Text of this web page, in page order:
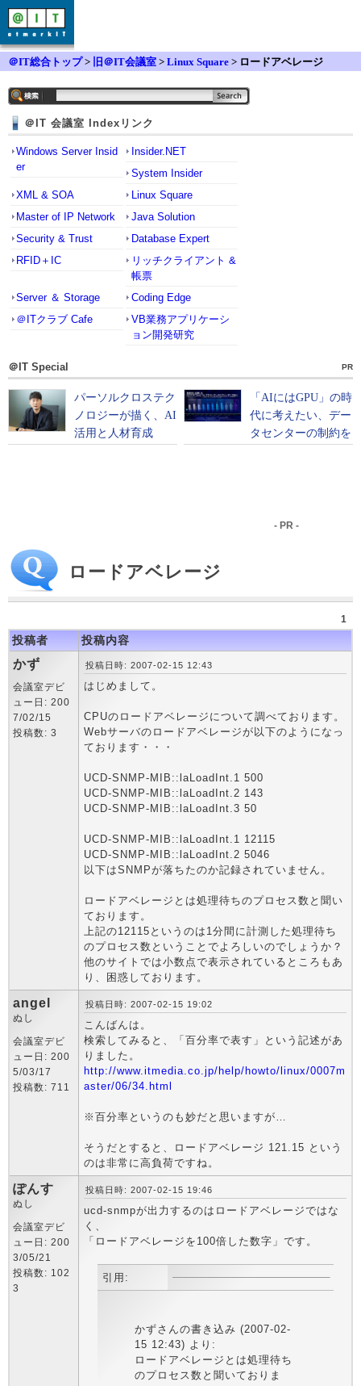
＠IT総合トップ> 旧＠IT会議室 > Linux Square > ロードアベレージ
＠IT 会議室 Indexリンク
Windows Server Insid
er
Insider.NET
System Insider
XML & SOA
Linux Square
Master of IP Network
Java Solution
Security & Trust
Database Expert
RFID＋IC
リッチクライアント &
帳票
Server ＆ Storage
Coding Edge
＠ITクラブ Cafe
VB業務アプリケーシ
ョン開発研究
＠IT Special PR
- PR -
ロードアベレージ
1
投稿者 投稿内容
かず
会議室デビ
ュー日: 200
7/02/15
投稿数: 3
投稿日時: 2007-02-15 12:43
はじめまして。
CPUのロードアベレージについて調べております。
Webサーバのロードアベレージが以下のようになっ
ております・・・
UCD-SNMP-MIB::laLoadInt.1 500
UCD-SNMP-MIB::laLoadInt.2 143
UCD-SNMP-MIB::laLoadInt.3 50
UCD-SNMP-MIB::laLoadInt.1 12115
UCD-SNMP-MIB::laLoadInt.2 5046
以下はSNMPが落ちたのか記録されていません。
ロードアベレージとは処理待ちのプロセス数と聞い
ております。
上記の12115というのは1分間に計測した処理待ち
のプロセス数ということでよろしいのでしょうか？
他のサイトでは小数点で表示されているところもあ
り、困惑しております。
angel
ぬし
会議室デビ
ュー日: 200
5/03/17
投稿数: 711
投稿日時: 2007-02-15 19:02
こんばんは。
検索してみると、「百分率で表す」という記述があ
りました。
http://www.itmedia.co.jp/help/howto/linux/0007m
aster/06/34.html
※百分率というのも妙だと思いますが…
そうだとすると、ロードアベレージ 121.15 という
のは非常に高負荷ですね。
ぽんす
ぬし
会議室デビ
ュー日: 200
3/05/21
投稿数: 102
3
投稿日時: 2007-02-15 19:46
ucd-snmpが出力するのはロードアベレージではな
く、
「ロードアベレージを100倍した数字」です。
引用:
かずさんの書き込み (2007-02-
15 12:43) より:
ロードアベレージとは処理待ち
のプロセス数と聞いておりま